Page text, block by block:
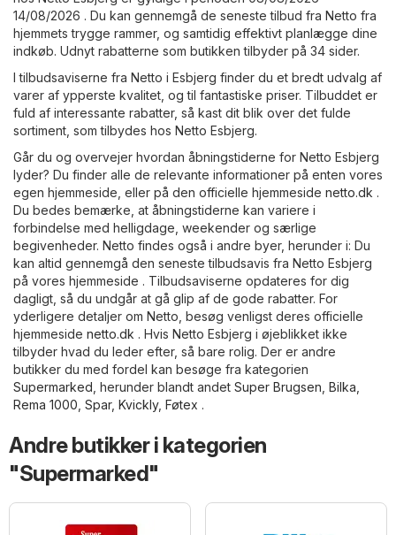
14/08/2026 . Du kan gennemgå de seneste tilbud fra Netto fra
hjemmets trygge rammer, og samtidig effektivt planlægge dine
indkøb. Udnyt rabatterne som butikken tilbyder på 34 sider.
I tilbudsaviserne fra Netto i Esbjerg finder du et bredt udvalg af
varer af ypperste kvalitet, og til fantastiske priser. Tilbuddet er
fuld af interessante rabatter, så kast dit blik over det fulde
sortiment, som tilbydes hos Netto Esbjerg.
Går du og overvejer hvordan åbningstiderne for Netto Esbjerg
lyder? Du finder alle de relevante informationer på enten vores
egen hjemmeside, eller på den officielle hjemmeside netto.dk .
Du bedes bemærke, at åbningstiderne kan variere i
forbindelse med helligdage, weekender og særlige
begivenheder. Netto findes også i andre byer, herunder i: Du
kan altid gennemgå den seneste tilbudsavis fra Netto Esbjerg
på vores hjemmeside . Tilbudsaviserne opdateres for dig
dagligt, så du undgår at gå glip af de gode rabatter. For
yderligere detaljer om Netto, besøg venligst deres officielle
hjemmeside netto.dk . Hvis Netto Esbjerg i øjeblikket ikke
tilbyder hvad du leder efter, så bare rolig. Der er andre
butikker du med fordel kan besøge fra kategorien
Supermarked , herunder blandt andet Super Brugsen Bilka
Rema 1000 Spar, Kvickly, Føtex .
Andre butikker i kategorien
"Supermarked"